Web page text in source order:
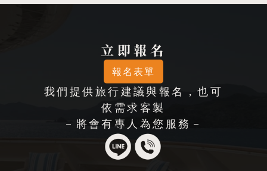
立即報名
報名表單
我們提供旅行建議與報名，也可
依需求客製
－將會有專人為您服務－